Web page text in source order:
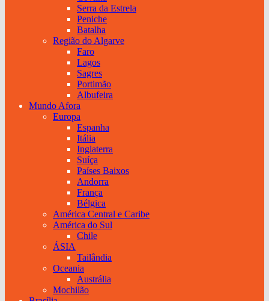
Serra da Estrela
Peniche
Batalha
Região do Algarve
Faro
Lagos
Sagres
Portimão
Albufeira
Mundo Afora
Europa
Espanha
Itália
Inglaterra
Suíça
Países Baixos
Andorra
França
Bélgica
América Central e Caribe
América do Sul
Chile
ÁSIA
Tailândia
Oceania
Austrália
Mochilão